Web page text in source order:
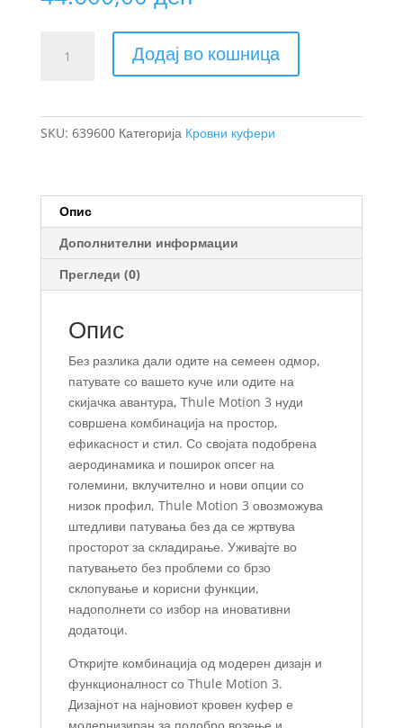
Motion
Додај во кошница
SKU: 639600 Категорија Кровни куфери
Опис
Дополнителни информации
Прегледи (0)
Опис
Без разлика дали одите на семеен одмор,
патувате со вашето куче или одите на
скијачка авантура, Thule Motion 3 нуди
совршена комбинација на простор,
ефикасност и стил. Со својата подобрена
аеродинамика и поширок опсег на
големини, вклучително и нови опции со
низок профил, Thule Motion 3 овозможува
штедливи патувања без да се жртвува
просторот за складирање. Уживајте во
патувањето без проблеми со брзо
склопување и корисни функции,
надополнети со избор на иновативни
додатоци.
Откријте комбинација од модерен дизајн и
функционалност со Thule Motion 3.
Дизајнот на најновиот кровен куфер е
модернизиран за подобро возење и